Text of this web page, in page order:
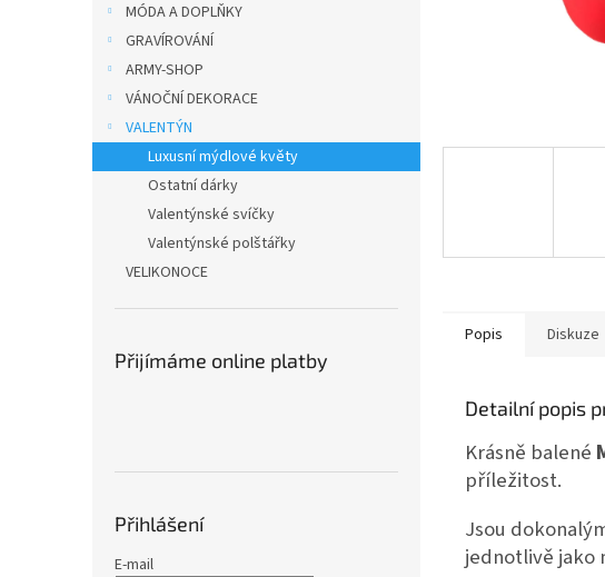
MÓDA A DOPLŇKY
GRAVÍROVÁNÍ
ARMY-SHOP
VÁNOČNÍ DEKORACE
VALENTÝN
Luxusní mýdlové květy
Ostatní dárky
Valentýnské svíčky
Valentýnské polštářky
VELIKONOCE
Přijímáme online platby
Přihlášení
E-mail
Popis Diskuze
Detailní popis
Krásně balené
příležitost.
Jsou
jednotlivě jako